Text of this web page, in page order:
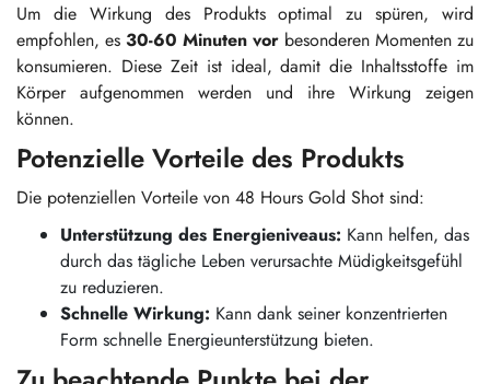
Um die Wirkung des Produkts optimal zu spüren, wird
empfohlen, es 30-60 Minuten vor besonderen Momenten zu
konsumieren. Diese Zeit ist ideal, damit die Inhaltsstoffe im
Körper aufgenommen werden und ihre Wirkung zeigen
können.
Potenzielle Vorteile des Produkts
Die potenziellen Vorteile von 48 Hours Gold Shot sind:
Unterstützung des Energieniveaus: Kann helfen, das
durch das tägliche Leben verursachte Müdigkeitsgefühl
zu reduzieren.
Schnelle Wirkung: Kann dank seiner konzentrierten
Form schnelle Energieunterstützung bieten.